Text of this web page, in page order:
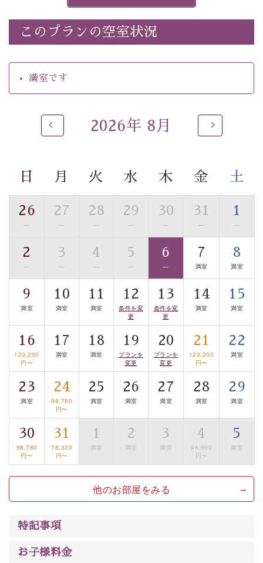
いう昔の暦による料理表現）
・朝食はこだわりの味噌汁をはじめとした和定食
【温泉】
自家源泉「美翠源泉」は酸化の進みが遅く新鮮で若返り
るご入浴をお愉しみください。
■お座敷風呂（大浴場）
す。
■貸切温泉風呂 （40分無料）
眺望はございませんが、源泉掛け流しの温泉の質を楽し
む貸切温泉風呂です。ゆったりといやされるプライベー
トな空間をお愉しみください。
【旅】
■諏訪大社4社を巡る無料参拝バス
豊富な知識を持ったドライバー兼ガイドが諏訪大社をご
案内します。事前ご予約制ですので、ご利用ご希望の方
は【3日前まで】にお電話ください。
※交通規制などにより運行できない日がございます
※年末年始及び御柱祭前後は運行しておりません
以上がプラン内容です。
上諏訪温泉“しんゆ”なら諏訪大社など歴史ある諏訪の街
で心癒されます。 清らかな源泉、自然の恵みあるお食
事、諏訪湖に包まれるお部屋、 大人のたしなみを感じて
いただける、美しく癒される宿で贅沢に幸せのときを安
心してお過ごしください。
このプランの空室状況
満室です
2026年 8月
日 月 火 水 木 金 土
26
—
27
—
28
—
29
—
30
—
31
—
1
—
2
—
3
—
4
—
5
—
6
—
7
満室
8
満室
9
満室
10
満室
11
満室
12
条件を変
更
13
条件を変
更
14
満室
15
満室
16
123,200
円〜
17
満室
18
満室
19
プランを
変更
20
プランを
変更
21
123,200
円〜
22
満室
23
満室
24
98,780
円〜
25
満室
26
満室
27
満室
28
満室
29
満室
30
98,780
円〜
31
78,320
円〜
1
満室
2
満室
3
満室
4
94,600
円〜
5
満室
他のお部屋をみる
特記事項
お子様料金